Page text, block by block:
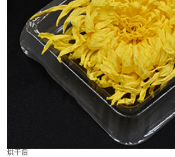
烘干后